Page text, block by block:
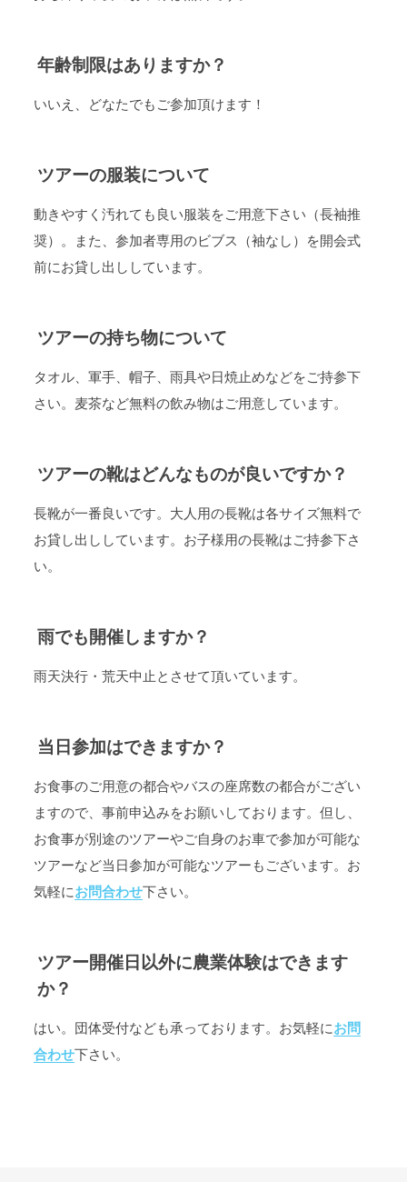
年齢制限はありますか？
いいえ、どなたでもご参加頂けます！
ツアーの服装について
動きやすく汚れても良い服装をご用意下さい（長袖推
奨）。また、参加者専用のビブス（袖なし）を開会式
前にお貸し出ししています。
ツアーの持ち物について
タオル、軍手、帽子、雨具や日焼止めなどをご持参下
さい。麦茶など無料の飲み物はご用意しています。
ツアーの靴はどんなものが良いですか？
長靴が一番良いです。大人用の長靴は各サイズ無料で
お貸し出ししています。お子様用の長靴はご持参下さ
い。
雨でも開催しますか？
雨天決行・荒天中止とさせて頂いています。
当日参加はできますか？
お食事のご用意の都合やバスの座席数の都合がござい
ますので、事前申込みをお願いしております。但し、
お食事が別途のツアーやご自身のお車で参加が可能な
ツアーなど当日参加が可能なツアーもございます。お
気軽にお問合わせ下さい。
ツアー開催日以外に農業体験はできます
か？
はい。団体受付なども承っております。お気軽にお問
合わせ下さい。